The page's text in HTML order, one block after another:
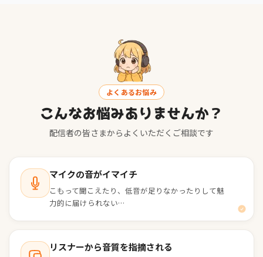
よくあるお悩み
こんなお悩みありませんか？
配信者の皆さまからよくいただくご相談です
マイクの音がイマイチ
こもって聞こえたり、低音が足りなかったりして魅
力的に届けられない…
リスナーから音質を指摘される